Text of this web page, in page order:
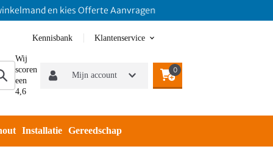
en kies Offerte Aanvragen
Kennisbank Klantenservice
Wij
scoren
een
4,6
Mijn account
0
Installatie Gereedschap